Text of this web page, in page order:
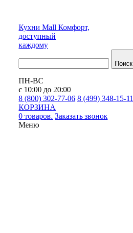
Кухни Mall Комфорт,
доступный
каждому
Поиск
ПН-ВС
с 10:00 до 20:00
8 (800) 302-77-06 8 (499) 348-15-11
КОРЗИНА
0 товаров. Заказать звонок
Меню